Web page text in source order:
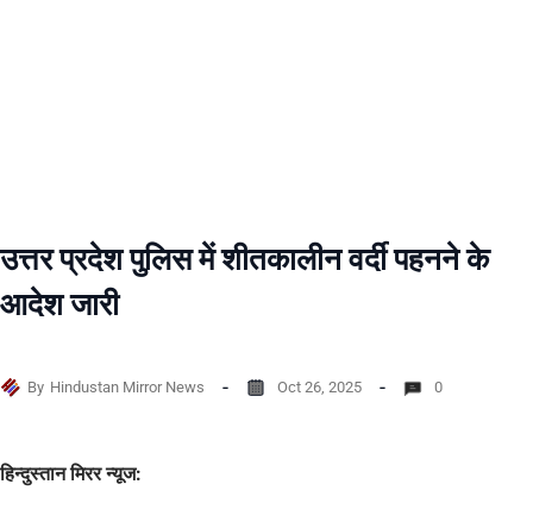
उत्तर प्रदेश पुलिस में शीतकालीन वर्दी पहनने के
आदेश जारी
By Hindustan Mirror News Oct 26, 2025 0
हिन्दुस्तान मिरर न्यूज: